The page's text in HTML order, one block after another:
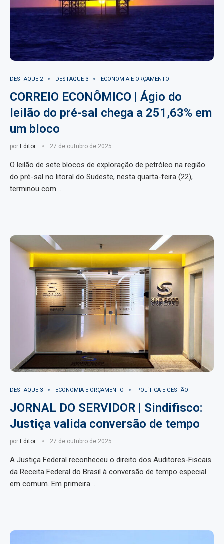
DESTAQUE 2 DESTAQUE 3 ECONOMIA E ORÇAMENTO
CORREIO ECONÔMICO | Ágio do
leilão do pré-sal chega a 251,63% em
um bloco
por Editor 27 de outubro de 2025
O leilão de sete blocos de exploração de petróleo na região
do pré-sal no litoral do Sudeste, nesta quarta-feira (22),
terminou com …
DESTAQUE 3 ECONOMIA E ORÇAMENTO POLÍTICA E GESTÃO
JORNAL DO SERVIDOR | Sindifisco:
Justiça valida conversão de tempo
por Editor 27 de outubro de 2025
A Justiça Federal reconheceu o direito dos Auditores-Fiscais
da Receita Federal do Brasil à conversão de tempo especial
em comum. Em primeira …